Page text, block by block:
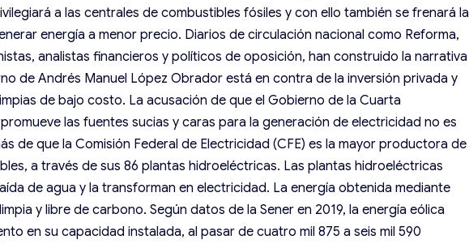
a las centrales de combustibles fósiles y con ello también se frenará la
energía a menor precio. Diarios de circulación nacional como Reforma,
analistas financieros y políticos de oposición, han construido la narrativa
de Andrés Manuel López Obrador está en contra de la inversión privada y
de bajo costo. La acusación de que el Gobierno de la Cuarta
las fuentes sucias y caras para la generación de electricidad no es
de que la Comisión Federal de Electricidad (CFE) es la mayor productora de
a través de sus 86 plantas hidroeléctricas. Las plantas hidroeléctricas
de agua y la transforman en electricidad. La energía obtenida mediante
y libre de carbono. Según datos de la Sener en 2019, la energía eólica
en su capacidad instalada, al pasar de cuatro mil 875 a seis mil 590